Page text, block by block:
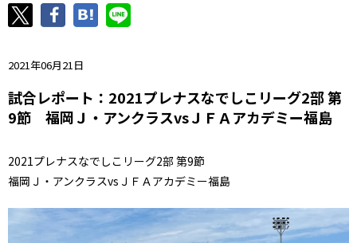
2021年06月21日
試合レポート：2021プレナスなでしこリーグ2部 第
9節 福岡Ｊ・アンクラスvsＪＦＡアカデミー福島
2021プレナスなでしこリーグ2部 第9節
福岡Ｊ・アンクラスvsＪＦＡアカデミー福島